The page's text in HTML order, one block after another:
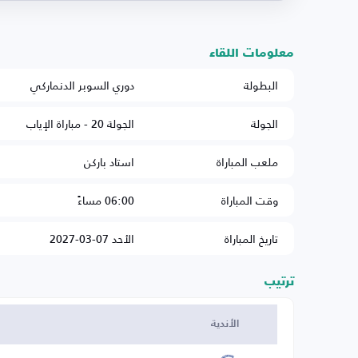
معلومات اللقاء
البطولة
دوري السوبر الدنماركي
الجولة
الجولة 20 - مباراة الإياب
ملعب المباراة
استاد باركن
وقت المباراة
06:00 مساءً
تاريخ المباراة
الأحد 07-03-2027
ترتيب
الأندية